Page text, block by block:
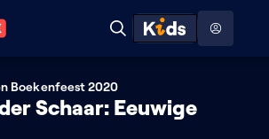
Naar audiodescriptie Naar help
Zoeken
ontdekken
Boekenfeest 2020
Schaar: Eeuwige